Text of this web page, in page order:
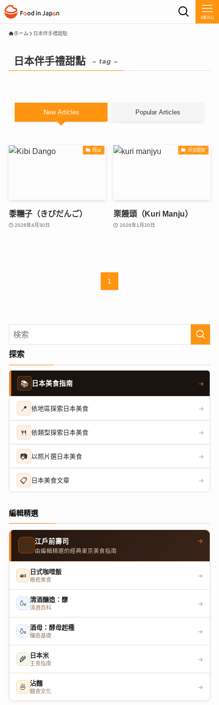
MENU
ホーム 日本伴手禮甜點
日本伴手禮甜點 – tag –
New Articles Popular Articles
岡山
黍糰子（きびだんご）
2026年4月30日
日式甜點
栗饅頭（Kuri Manju）
2026年1月20日
1
探索
📚 日本美食指南 →
📍 依地區探索日本美食 →
🍴 依類型探索日本美食 →
📷 以照片選日本美食 →
📋 日本美食文章 →
編輯精選
🍣 江戶前壽司
由編輯精選的經典東京美食指南
→
🍛 日式咖哩飯
療癒美食
→
🍶 清酒釀造：醪
清酒百科
→
🍶 酒母：酵母起種
釀造基礎
→
🌾 日本米
主食指南
→
🍜 沾麵
麵食文化
→